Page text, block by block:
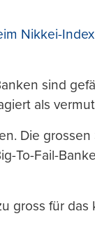
Nikkei-Index
sind
als
Die grossen
To-Fail-
gross für das